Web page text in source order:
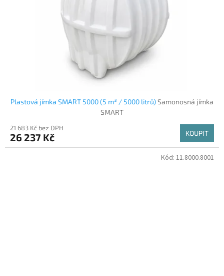
Plastová jímka SMART 5000 (5 m³ / 5000 litrů)Samonosná jímka
SMART
21 683 Kč bez DPH
26 237 Kč KOUPIT
Kód: 11.8000.8001